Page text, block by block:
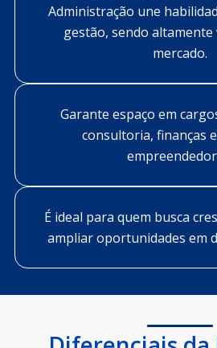
Administração une
gestão, sendo
mercado.
Garante espaço em
consultoria, finanças
É ideal para quem busca
ampliar oportunidades em